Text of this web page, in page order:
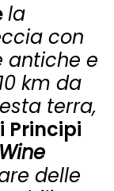
la
con
antiche e
km da
terra,
Principi
delle